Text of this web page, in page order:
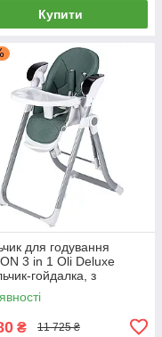
Купити
для годування
3 in 1 Oli Deluxe
гойдалка, з
пульт управління)
₴ 11 725 ₴